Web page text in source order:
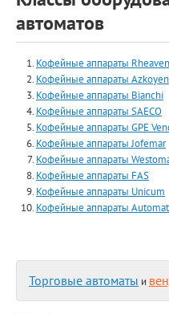
автоматов
Кофейные аппараты
Кофейные аппараты Azkoyen
Кофейные аппараты Bianchi
Кофейные аппараты SAECO
Кофейные аппараты GPE
Кофейные аппараты Jofemar
Кофейные аппараты
Кофейные аппараты FAS
Кофейные аппараты Unicum
Кофейные аппараты
Торговые автоматы и